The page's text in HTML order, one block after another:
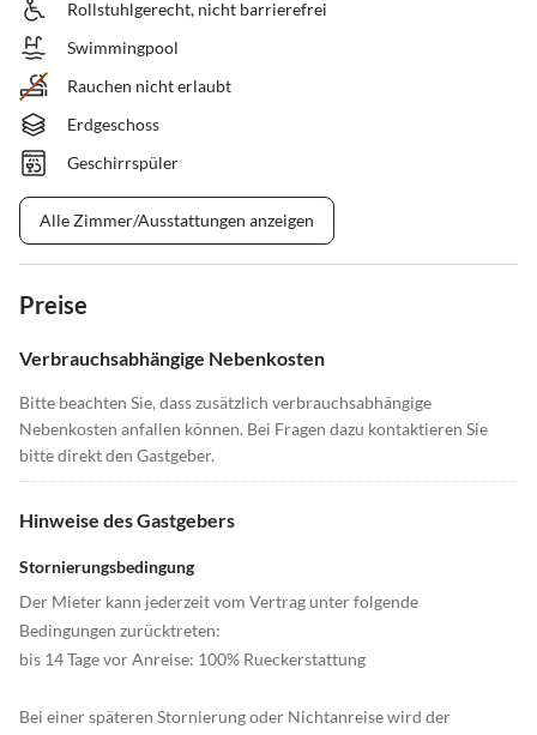
Rollstuhlgerecht, nicht barrierefrei
Swimmingpool
Rauchen nicht erlaubt
Erdgeschoss
Geschirrspüler
Alle Zimmer/Ausstattungen anzeigen
Preise
Verbrauchsabhängige Nebenkosten
Bitte beachten Sie, dass zusätzlich verbrauchsabhängige
Nebenkosten anfallen können. Bei Fragen dazu kontaktieren Sie
bitte direkt den Gastgeber.
Hinweise des Gastgebers
Stornierungsbedingung
Der Mieter kann jederzeit vom Vertrag unter folgende
Bedingungen zurücktreten:
bis 14 Tage vor Anreise: 100% Rueckerstattung
Bei einer späteren Stornierung oder Nichtanreise wird der